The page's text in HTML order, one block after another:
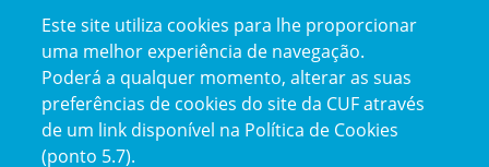
certification2certification3
Este site utiliza cookies para lhe proporcionar
uma melhor experiência de navegação.
Poderá a qualquer momento, alterar as suas
preferências de cookies do site da CUF através
de um link disponível na Política de Cookies
(ponto 5.7).